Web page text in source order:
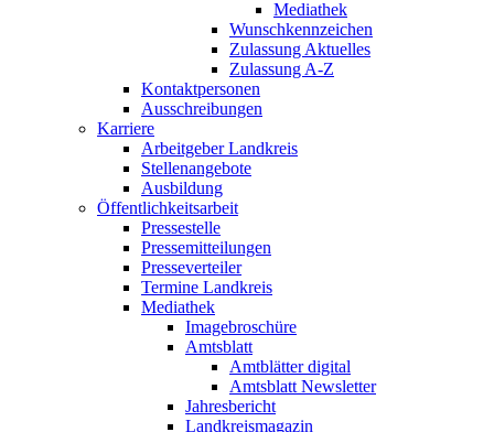
Mediathek
Wunschkennzeichen
Zulassung Aktuelles
Zulassung A-Z
Kontaktpersonen
Ausschreibungen
Karriere
Arbeitgeber Landkreis
Stellenangebote
Ausbildung
Öffentlichkeitsarbeit
Pressestelle
Pressemitteilungen
Presseverteiler
Termine Landkreis
Mediathek
Imagebroschüre
Amtsblatt
Amtblätter digital
Amtsblatt Newsletter
Jahresbericht
Landkreismagazin